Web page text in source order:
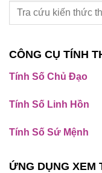
CÔNG CỤ TÍNH
Tính Số Chủ Đạo
Tính Số Linh Hồn
Tính Số Sứ Mệnh
ỨNG DỤNG XEM